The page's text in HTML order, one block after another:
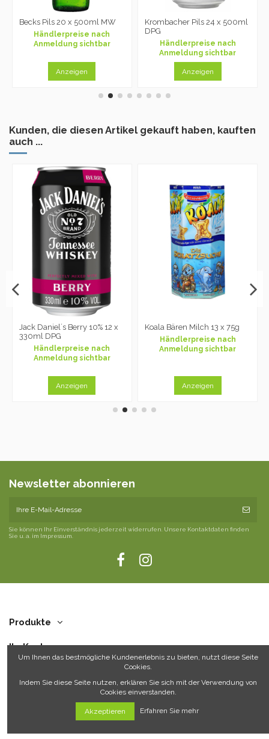
Becks Pils 20 x 500ml MW
Händlerpreise nach
Anmeldung sichtbar
Anzeigen
Krombacher Pils 24 x 500ml
DPG
Händlerpreise nach
Anmeldung sichtbar
Anzeigen
Kunden, die diesen Artikel gekauft haben, kauften
auch ...
Jack Daniel´s Berry 10% 12 x
330ml DPG
Händlerpreise nach
Anmeldung sichtbar
Anzeigen
Koala Bären Milch 13 x 75g
Händlerpreise nach
Anmeldung sichtbar
Anzeigen
Newsletter abonnieren
Sie können Ihr Einverständnis jederzeit widerrufen. Unsere Kontaktdaten finden
Sie u. a. im Impressum.
Produkte
Ihr Konto
Um Ihnen das bestmögliche Kundenerlebnis zu bieten, nutzt diese Seite
Cookies.
Indem Sie diese Seite nutzen, erklären Sie sich mit der Verwendung von
Cookies einverstanden.
Akzeptieren Erfahren Sie mehr